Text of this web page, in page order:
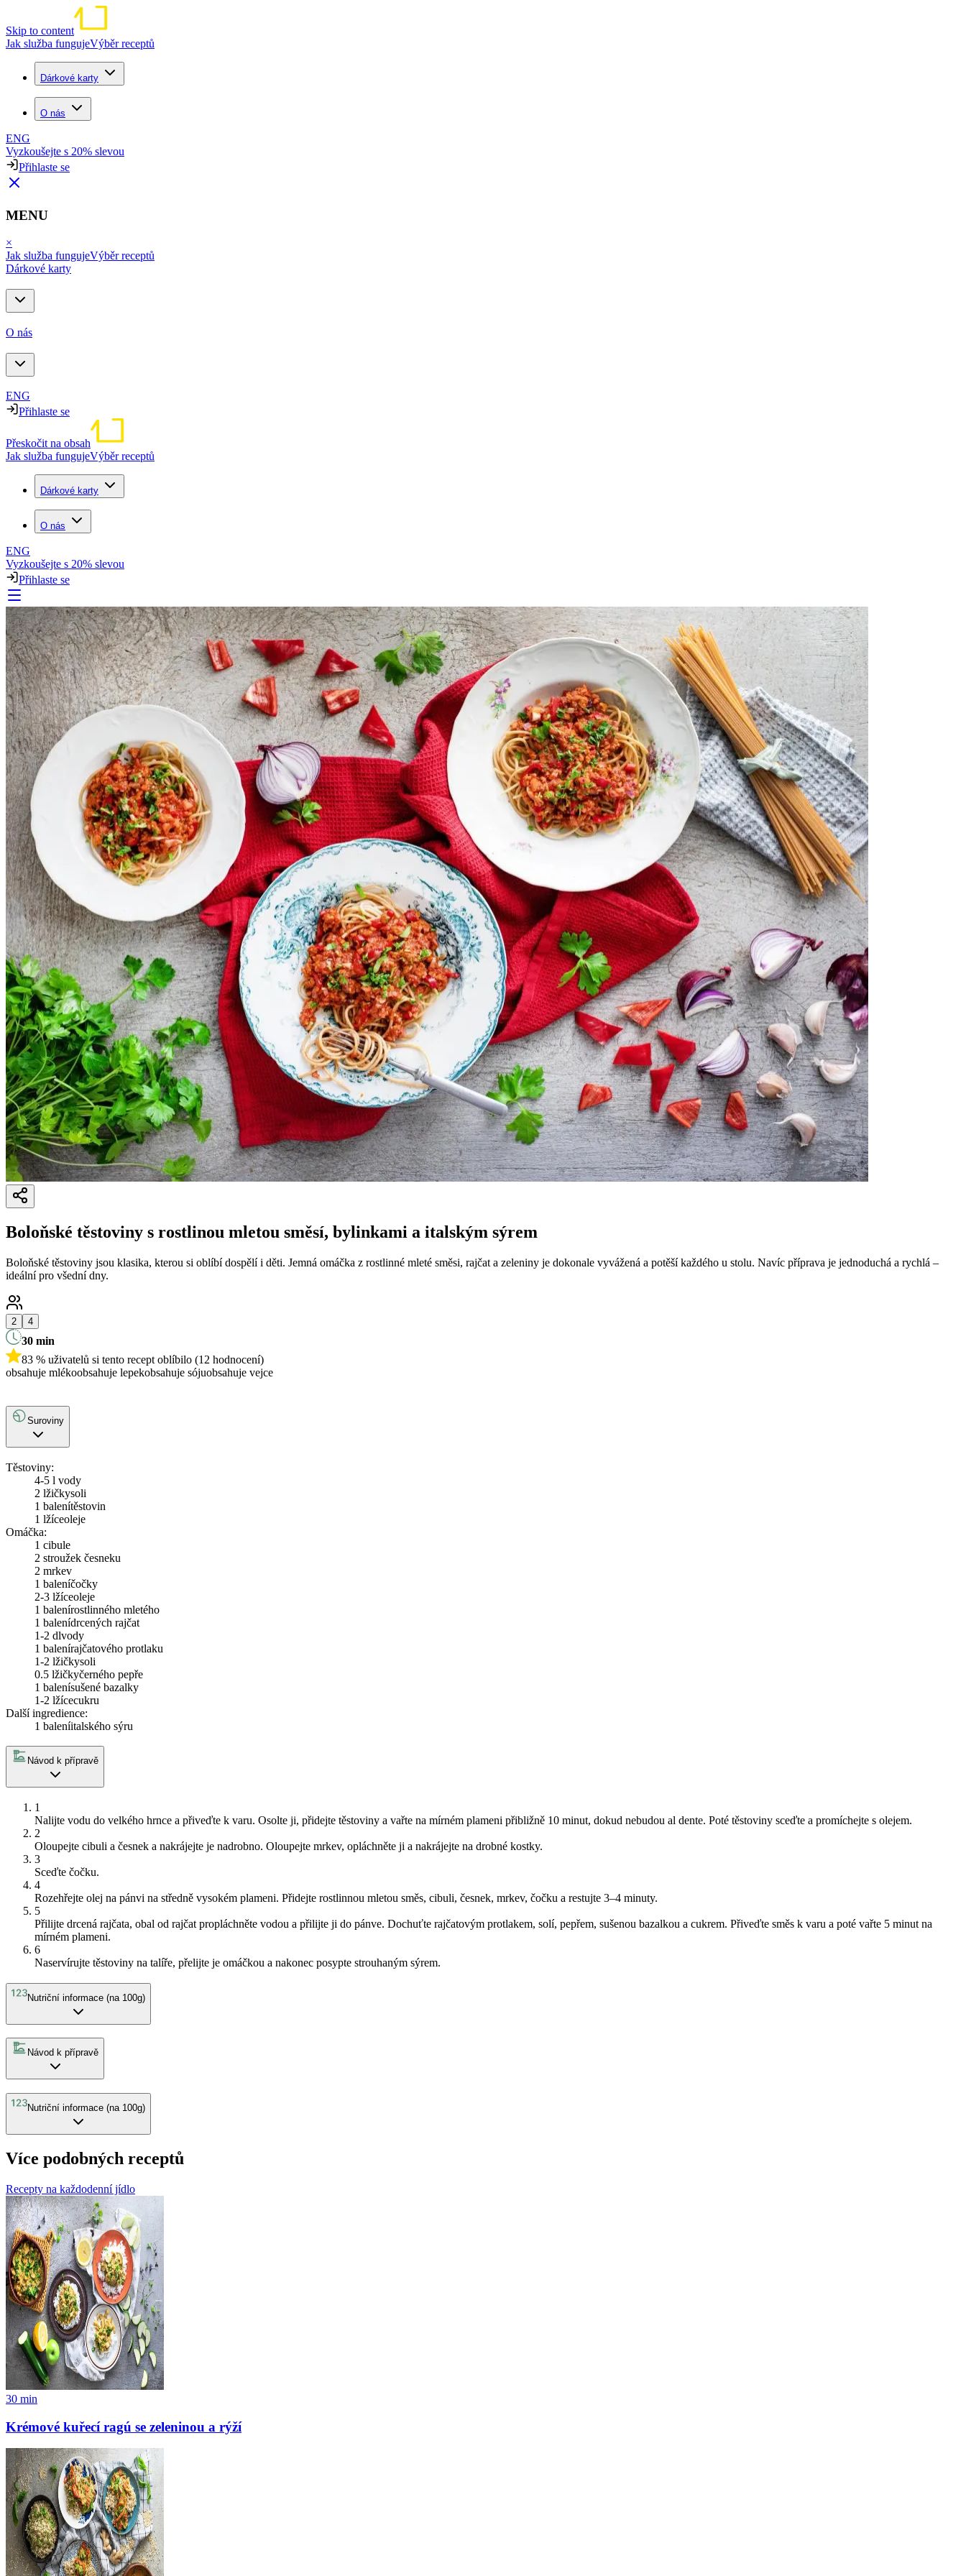
Skip to content
Jak služba fungujeVýběr receptů
Dárkové karty
O nás
ENG
Vyzkoušejte s 20% slevou
Přihlaste se
MENU
×
Jak služba fungujeVýběr receptů
Dárkové karty
O nás
ENG
Přihlaste se
Přeskočit na obsah
Jak služba fungujeVýběr receptů
Dárkové karty
O nás
ENG
Vyzkoušejte s 20% slevou
Přihlaste se
Boloňské těstoviny s rostlinou mletou směsí, bylinkami a italským sýrem
Boloňské těstoviny jsou klasika, kterou si oblíbí dospělí i děti. Jemná omáčka z rostlinné mleté směsi, rajčat a zeleniny je dokonale vyvážená a potěší každého u stolu. Navíc příprava je jednoduchá a rychlá –
ideální pro všední dny.
2 4
30 min
83 % uživatelů si tento recept oblíbilo (12 hodnocení)
obsahuje mlékoobsahuje lepekobsahuje sójuobsahuje vejce
Suroviny
Těstoviny:
4-5 l vody
2 lžičkysoli
1 balenítěstovin
1 lžíceoleje
Omáčka:
1 cibule
2 stroužek česneku
2 mrkev
1 baleníčočky
2-3 lžíceoleje
1 balenírostlinného mletého
1 balenídrcených rajčat
1-2 dlvody
1 balenírajčatového protlaku
1-2 lžičkysoli
0.5 lžičkyčerného pepře
1 balenísušené bazalky
1-2 lžícecukru
Další ingredience:
1 baleníitalského sýru
Návod k přípravě
1
Nalijte vodu do velkého hrnce a přiveďte k varu. Osolte ji, přidejte těstoviny a vařte na mírném plameni přibližně 10 minut, dokud nebudou al dente. Poté těstoviny sceďte a promíchejte s olejem.
2
Oloupejte cibuli a česnek a nakrájejte je nadrobno. Oloupejte mrkev, opláchněte ji a nakrájejte na drobné kostky.
3
Sceďte čočku.
4
Rozehřejte olej na pánvi na středně vysokém plameni. Přidejte rostlinnou mletou směs, cibuli, česnek, mrkev, čočku a restujte 3–4 minuty.
5
Přilijte drcená rajčata, obal od rajčat propláchněte vodou a přilijte ji do pánve. Dochuťte rajčatovým protlakem, solí, pepřem, sušenou bazalkou a cukrem. Přiveďte směs k varu a poté vařte 5 minut na
mírném plameni.
6
Naservírujte těstoviny na talíře, přelijte je omáčkou a nakonec posypte strouhaným sýrem.
Nutriční informace (na 100g)
Návod k přípravě
Nutriční informace (na 100g)
Více podobných receptů
Recepty na každodenní jídlo
30 min
Krémové kuřecí ragú se zeleninou a rýží